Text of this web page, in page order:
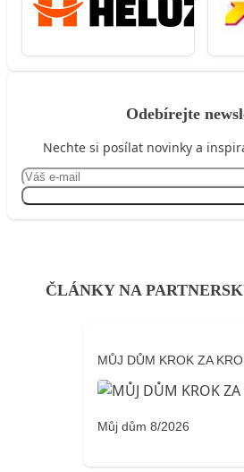
Odebírejte
Nechte si posílat novinky a
ČLÁNKY NA
MŮJ DŮM KROK ZA
Můj dům 8/2026